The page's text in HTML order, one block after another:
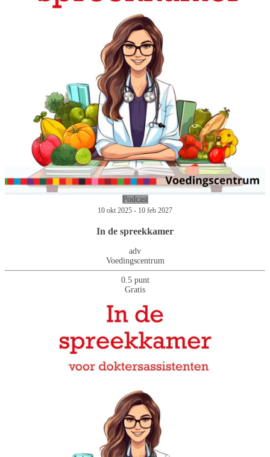
Podcast
10 okt 2025 - 10 feb 2027
In de spreekkamer
adv
Voedingscentrum
0.5 punt
Gratis